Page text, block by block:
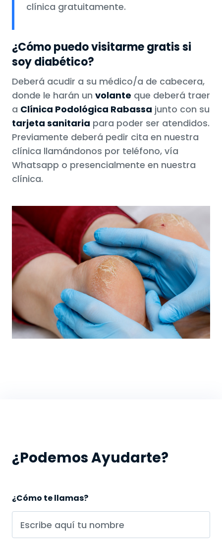
clínica gratuitamente.
¿Cómo puedo visitarme gratis si
soy diabético?
Deberá acudir a su médico/a de cabecera,
donde le harán un volante que deberá traer
a Clínica Podológica Rabassa junto con su
tarjeta sanitaria para poder ser atendidos.
Previamente deberá pedir cita en nuestra
clínica llamándonos por teléfono, vía
Whatsapp o presencialmente en nuestra
clínica.
¿Podemos Ayudarte?
¿Cómo te llamas?